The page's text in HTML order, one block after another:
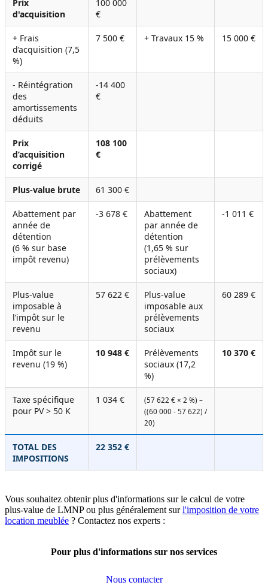
Prix
d'acquisition
100 000
€
+ Frais
d’acquisition (7,5
%)
7 500 € + Travaux 15 % 15 000 €
- Réintégration
des
amortissements
déduits
-14 400
€
Prix
d’acquisition
corrigé
108 100
€
Plus-value brute 61 300 €
Abattement par
année de
détention
(6 % sur base
impôt revenu)
-3 678 €
Abattement
par année de
détention
(1,65 % sur
prélèvements
sociaux)
-1 011 €
Plus-value
imposable à
l’impôt sur le
revenu
57 622 €
Plus-value
imposable aux
prélèvements
sociaux
60 289 €
Impôt sur le
revenu (19 %)
10 948 €
Prélèvements
sociaux (17,2
%)
10 370 €
Taxe spécifique
pour PV > 50 K
1 034 €
(57 622 € × 2 %) –
((60 000 - 57 622) /
20)
TOTAL DES
IMPOSITIONS
22 352 €
Vous souhaitez obtenir plus d'informations sur le calcul de votre
plus-value de LMNP ou plus généralement surl'imposition de votre
location meublée ? Contactez nos experts :
Pour plus d'informations sur nos services
Nous contacter